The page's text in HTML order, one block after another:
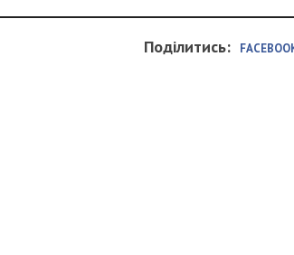
Поділитись: